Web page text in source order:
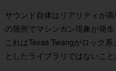
レ
ー
ヤ
ー
サウンド自体はリアリティが
の箇所でマシンガン現象が発生
これはTexas Twangがロック
としたライブラリではないこ